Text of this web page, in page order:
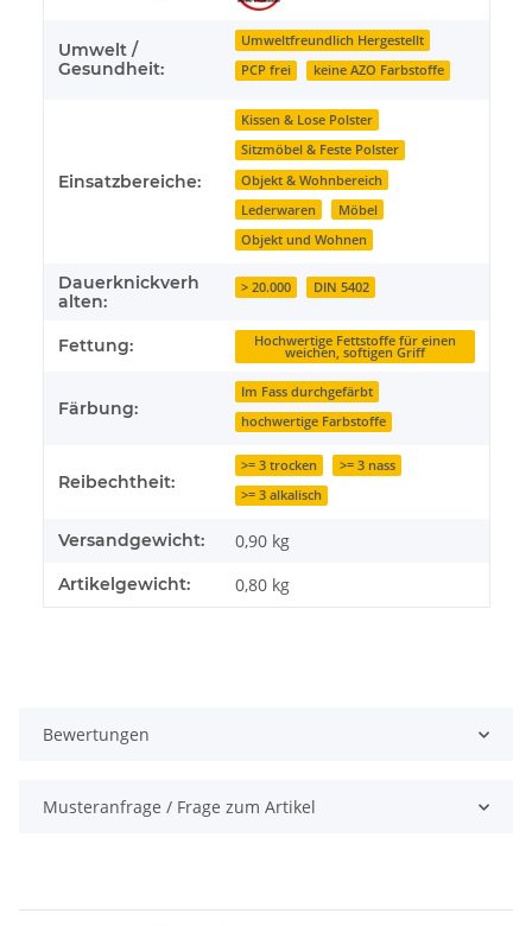
Umwelt /
Gesundheit:
Umweltfreundlich Hergestellt
PCP frei
keine AZO Farbstoffe
Einsatzbereiche:
Kissen & Lose Polster
Sitzmöbel & Feste Polster
Objekt & Wohnbereich
Lederwaren
Möbel
Objekt und Wohnen
Dauerknickverh
alten:
> 20.000 DIN 5402
Fettung: Hochwertige Fettstoffe für einen
weichen, softigen Griff
Färbung:
Im Fass durchgefärbt
hochwertige Farbstoffe
Reibechtheit:
>= 3 trocken
>= 3 nass
>= 3 alkalisch
Versandgewicht: 0,90 kg
Artikelgewicht: 0,80 kg
Bewertungen
Musteranfrage / Frage zum Artikel